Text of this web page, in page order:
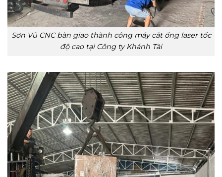
Sơn Vũ CNC bàn giao thành công máy cắt ống laser tốc
độ cao tại Công ty Khánh Tài